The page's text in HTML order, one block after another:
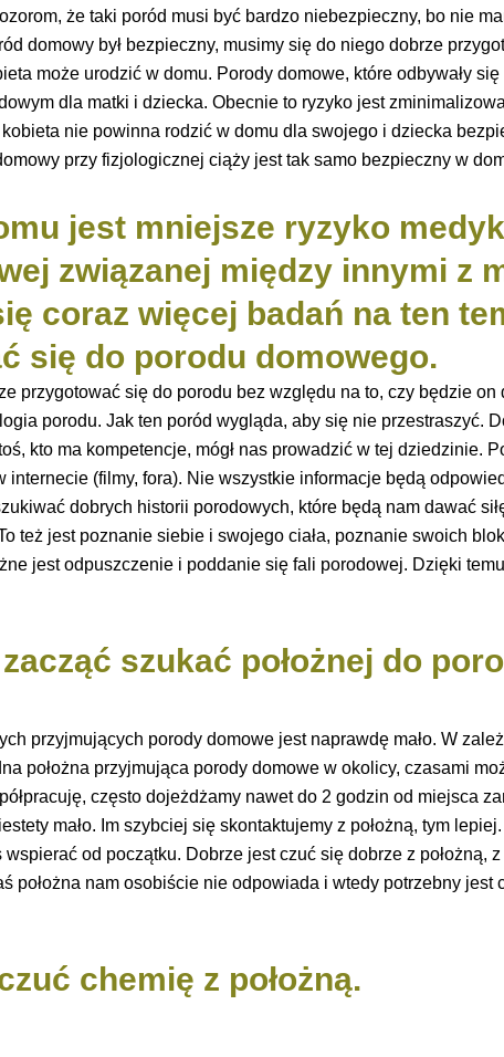
że taki poród musi być bardzo niebezpieczny, bo nie
domowy był bezpieczny, musimy się do niego dobrze
może urodzić w domu. Porody domowe, które odbywały się
dla matki i dziecka. Obecnie to ryzyko jest
nie powinna rodzić w domu dla swojego i dziecka
przy fizjologicznej ciąży jest tak samo bezpieczny w
jest mniejsze ryzyko
związanej między innymi z
coraz więcej badań na ten
się do porodu domowego.
przygotować się do porodu bez względu na to, czy będzie on
porodu. Jak ten poród wygląda, aby się nie przestraszyć.
kto ma kompetencje, mógł nas prowadzić w tej dziedzinie.
internecie (filmy, fora). Nie wszystkie informacje będą
dobrych historii porodowych, które będą nam dawać
też jest poznanie siebie i swojego ciała, poznanie swoich
jest odpuszczenie i poddanie się fali porodowej. Dzięki
szukać położnej do
przyjmujących porody domowe jest naprawdę mało. W
położna przyjmująca porody domowe w okolicy, czasami
często dojeżdżamy nawet do 2 godzin od miejsca
mało. Im szybciej się skontaktujemy z położną, tym
od początku. Dobrze jest czuć się dobrze z położną,
położna nam osobiście nie odpowiada i wtedy potrzebny jest
chemię z położną.